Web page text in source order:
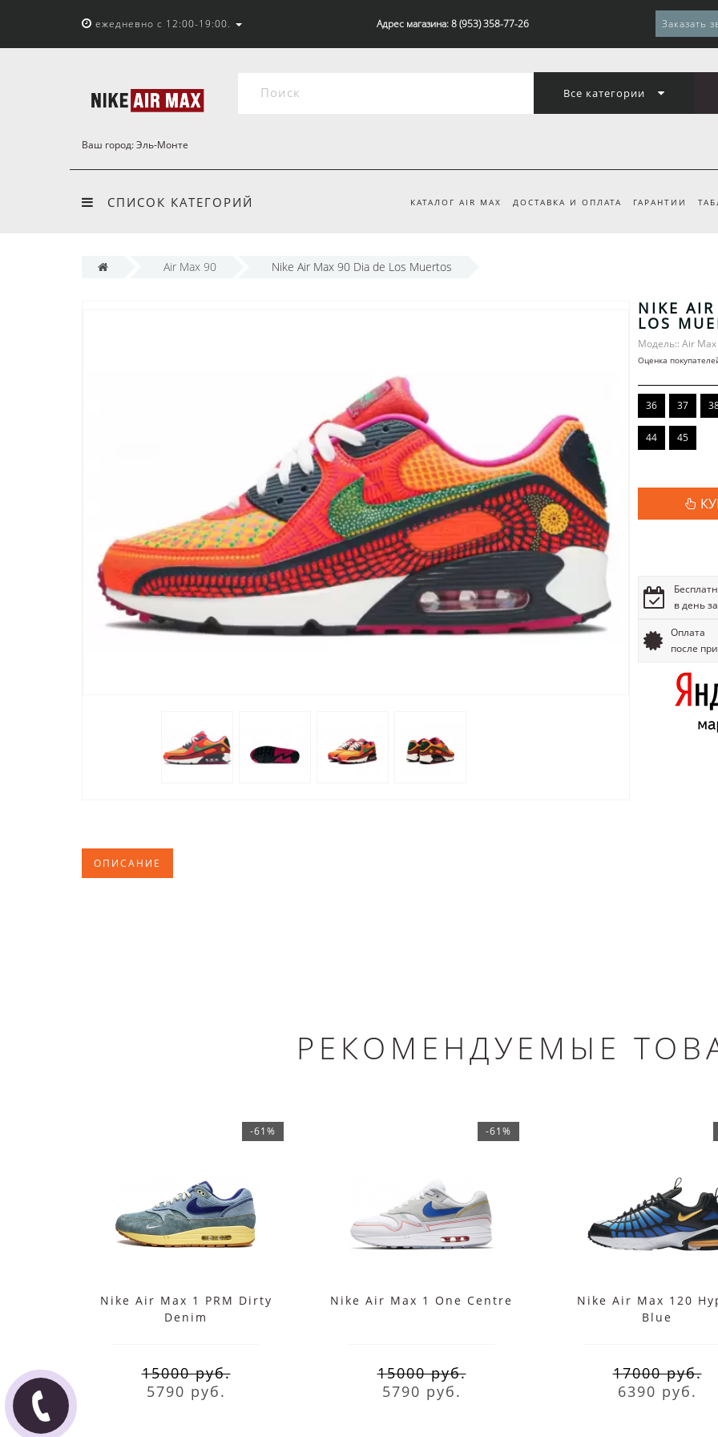
ежедневно с 12:00-19:00. Адрес магазина: 8 (953) 358-77-26 Заказать
Все категории
Ваш город:Эль-Монте
СПИСОК КАТЕГОРИЙ КАТАЛОГ AIR MAX ДОСТАВКА И ОПЛАТА ГАРАНТИИ
Air Max 90 Nike Air Max 90 Dia de Los Muertos
NIKE
LOS
Модель:: Air
Оценка
36 37
44 45
в день
Оплата
после
ОПИСАНИЕ
РЕКОМЕНДУЕМЫЕ
-61%
Nike Air Max 1 PRM Dirty
Denim
15000 руб.
5790 руб.
-61%
Nike Air Max 1 One Centre
15000 руб.
5790 руб.
Nike Air Max 120
Blue
17000 руб.
6390 руб.